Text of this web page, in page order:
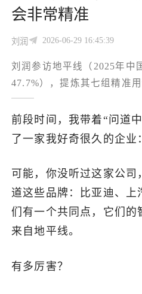
出海交流群
了解出海网
会非常精准
刘润 2026-06-29 16:45:39
刘润参访地平线（2025年中
47.7%），提炼其七组精准
是"具身智能第一载体"，
增长"的中高端第二曲线，"
位"产业能力平台"不下场造
型，靠深度嵌入客户开发流
前段时间，我带着“问道
了一家我好奇很久的企业
可能，你没听过这家公司
道这些品牌：比亚迪、
们有一个共同点，它们的
来自地平线。
有多厉害？